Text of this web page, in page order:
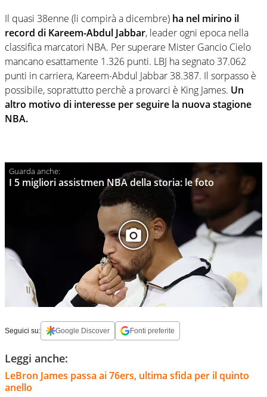
Il quasi 38enne (li compirà a dicembre) ha nel mirino il
record di Kareem-Abdul Jabbar, leader ogni epoca nella
classifica marcatori NBA. Per superare Mister Gancio Cielo
mancano esattamente 1.326 punti. LBJ ha segnato 37.062
punti in carriera, Kareem-Abdul Jabbar 38.387. Il sorpasso è
possibile, soprattutto perchè a provarci è King James. Un
altro motivo di interesse per seguire la nuova stagione
NBA.
I 5 migliori assistmen NBA della storia: le foto
Seguici su: Google Discover Fonti preferite
Leggi anche:
LeBron James passa ai 76ers, ultima sfida per il quinto
anello